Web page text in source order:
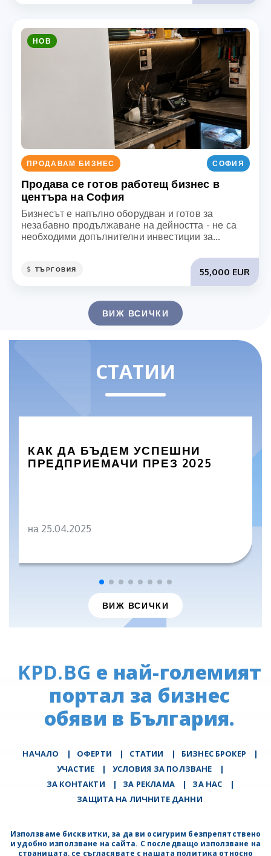
НОВ
ПРОДАВАМ БИЗНЕС СОФИЯ
Продава се готов работещ бизнес в
центъра на София
Бизнесът е напълно оборудван и готов за
незабавно продължаване на дейността - не са
необходими допълнителни инвестиции за...
55,000 EUR
ТЪРГОВИЯ
ВИЖ ВСИЧКИ
СТАТИИ
КАК ДА БЪДЕМ УСПЕШНИ
ПРЕДПРИЕМАЧИ ПРЕЗ 2025
на 25.04.2025
ВИЖ ВСИЧКИ
KPD.BG е най-големият
портал за бизнес
обяви в България.
НАЧАЛО | ОФЕРТИ | СТАТИИ | БИЗНЕС БРОКЕР
|
УЧАСТИЕ
| УСЛОВИЯ ЗА ПОЛЗВАНЕ
|
ЗА КОНТАКТИ
| ЗА РЕКЛАМА | ЗА НАС
|
ЗАЩИТА НА ЛИЧНИТЕ ДАННИ
Използваме бисквитки, за да ви осигурим безпрепятствено
и удобно използване на сайта. С последващо използване на
страницата, се съгласявате с нашата политика относно